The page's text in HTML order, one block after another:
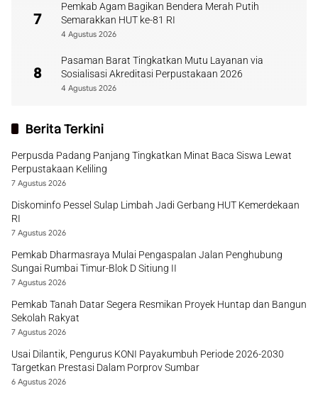
7
Pemkab Agam Bagikan Bendera Merah Putih
Semarakkan HUT ke-81 RI
4 Agustus 2026
8
Pasaman Barat Tingkatkan Mutu Layanan via
Sosialisasi Akreditasi Perpustakaan 2026
4 Agustus 2026
Berita Terkini
Perpusda Padang Panjang Tingkatkan Minat Baca Siswa Lewat
Perpustakaan Keliling
7 Agustus 2026
Diskominfo Pessel Sulap Limbah Jadi Gerbang HUT Kemerdekaan
RI
7 Agustus 2026
Pemkab Dharmasraya Mulai Pengaspalan Jalan Penghubung
Sungai Rumbai Timur-Blok D Sitiung II
7 Agustus 2026
Pemkab Tanah Datar Segera Resmikan Proyek Huntap dan Bangun
Sekolah Rakyat
7 Agustus 2026
Usai Dilantik, Pengurus KONI Payakumbuh Periode 2026-2030
Targetkan Prestasi Dalam Porprov Sumbar
6 Agustus 2026